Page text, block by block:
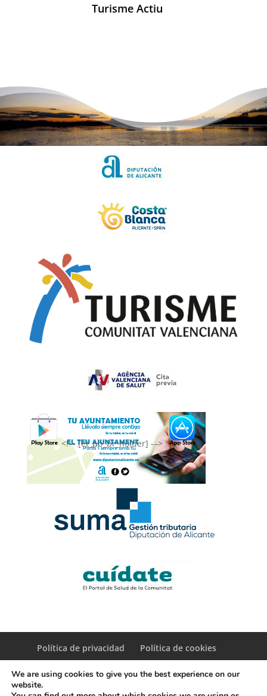
Turisme Actiu
<!–- [et_pb_br_holder] -–>
Política de privacidad Política de cookies
We are using cookies to give you the best experience on our
website.